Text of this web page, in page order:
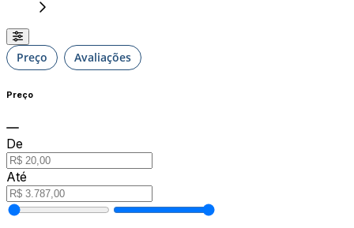
Preço Avaliações
Preço
De
Até